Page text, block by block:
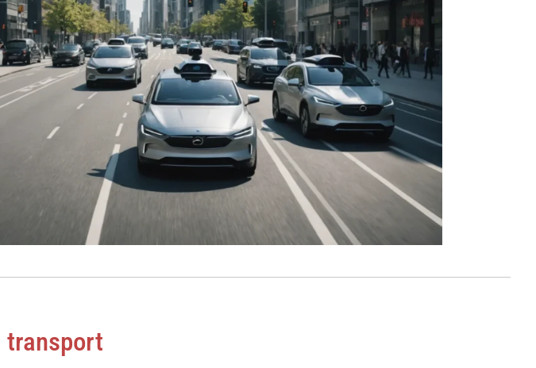
transport